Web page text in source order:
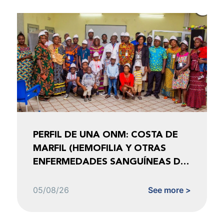
PERFIL DE UNA ONM: COSTA DE
MARFIL (HEMOFILIA Y OTRAS
ENFERMEDADES SANGUÍNEAS DE
05/08/26 See more >